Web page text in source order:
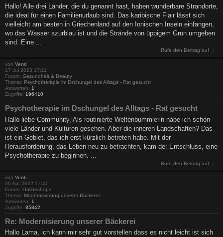
Hallo! Alle drei Länder, die du genannt hast, haben wunderbare Strandorte,
die ideal für einen Familienurlaub sind. Das karibische Flair lässt sich
vielleicht am besten in Griechenland auf den Ionischen Inseln einfangen,
wo das Wasser azurblau ist und die Strände von üppigem Grün umgeben
sind. Eine ...
Rufe den Beitrag auf
von Venti
17 Jul 2023 17:11
Forum: Gesundheit & Beauty
Thema: Psychotherapie im Dschungel des Alltags - Rat gesucht
Antworten: 1
Zugriffe: 196410
Psychotherapie im Dschungel des Alltags - Rat gesucht
Hallo liebe Community, Als routinierte Weltenbummlerin habe ich schon
viele Länder und Kulturen gesehen. Aber die inneren Landschaften? Das
ist ein Gebiet, das ich erst kürzlich betreten habe. Mit der
Herausforderung, das Leben neu zu betrachten, kam der Entschluss, eine
Psychotherapie zu beginnen. ...
Rufe den Beitrag auf
von Venti
06 Apr 2022 17:41
Forum: Onlineshops
Thema: Modernisierung unserer Bäckerei
Antworten: 1
Zugriffe: 85842
Re: Modernisierung unserer Bäckerei
Hallo Lama, ich kann mir sehr gut vorstellen dass es nicht leicht ist sich